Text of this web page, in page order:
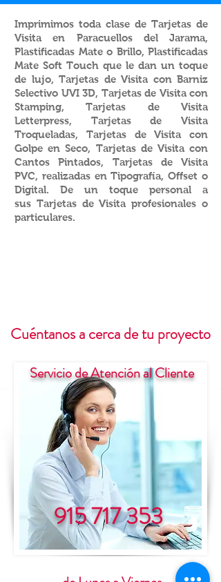
Imprimimos toda clase de Tarjetas de
Visita en Paracuellos del Jarama,
Plastificadas Mate o Brillo, Plastificadas
Mate Soft Touch que le dan un toque
de lujo, Tarjetas de Visita con Barniz
Selectivo UVI 3D, Tarjetas de Visita con
Stamping, Tarjetas de Visita
Letterpress, Tarjetas de Visita
Troqueladas, Tarjetas de Visita con
Golpe en Seco, Tarjetas de Visita con
Cantos Pintados, Tarjetas de Visita
PVC, realizadas en Tipografía, Offset o
Digital. De un toque personal a
sus Tarjetas de Visita profesionales o
particulares.
Cuéntanos a cerca de tu proyecto
915 717 353
Servicio de Atención al Cliente